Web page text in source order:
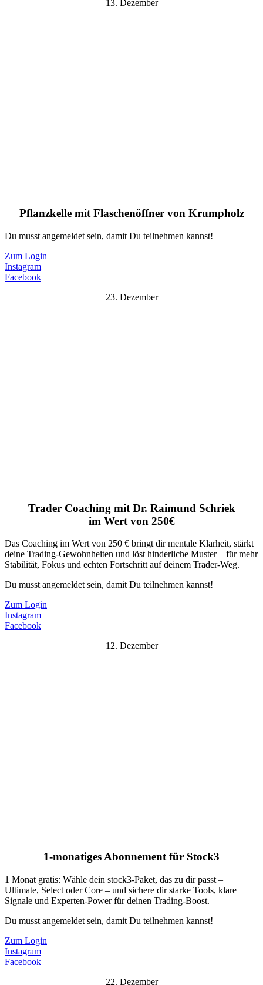
13. Dezember
Pflanzkelle mit Flaschenöffner von Krumpholz
Du musst angemeldet sein, damit Du teilnehmen kannst!
Zum Login
Instagram
Facebook
23. Dezember
Trader Coaching mit Dr. Raimund Schriek
im Wert von 250€
Das Coaching im Wert von 250 € bringt dir mentale Klarheit, stärkt
deine Trading-Gewohnheiten und löst hinderliche Muster – für mehr
Stabilität, Fokus und echten Fortschritt auf deinem Trader-Weg.
Du musst angemeldet sein, damit Du teilnehmen kannst!
Zum Login
Instagram
Facebook
12. Dezember
1-monatiges Abonnement für Stock3
1 Monat gratis: Wähle dein stock3-Paket, das zu dir passt –
Ultimate, Select oder Core – und sichere dir starke Tools, klare
Signale und Experten-Power für deinen Trading-Boost.
Du musst angemeldet sein, damit Du teilnehmen kannst!
Zum Login
Instagram
Facebook
22. Dezember